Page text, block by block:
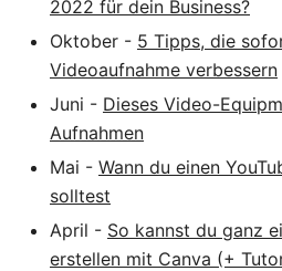
2022 für dein Business?
Oktober - 5 Tipps, die
Videoaufnahme verbessern
Juni - Dieses Video-
Aufnahmen
Mai - Wann du einen
solltest
April - So kannst du ganz
erstellen mit Canva (+